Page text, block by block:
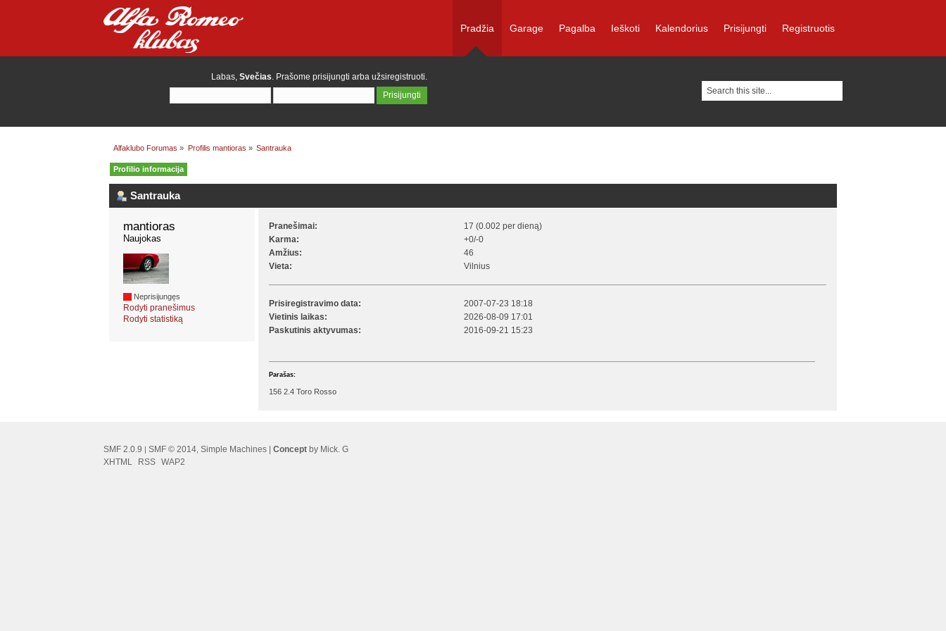
Pradžia Garage Pagalba Ieškoti Kalendorius Prisijungti Registruotis
Labas, Svečias. Prašome prisijungti arba užsiregistruoti.
Alfaklubo Forumas » Profilis mantioras » Santrauka
Profilio informacija
Santrauka
mantioras
Naujokas
Neprisijungęs
Rodyti pranešimus
Rodyti statistiką
Pranešimai:
17 (0.002 per dieną)
Karma:
+0/-0
Amžius:
46
Vieta:
Vilnius
Prisiregistravimo data:
2007-07-23 18:18
Vietinis laikas:
2026-08-09 17:01
Paskutinis aktyvumas:
2016-09-21 15:23
Parašas:
156 2.4 Toro Rosso
SMF 2.0.9 | SMF © 2014 Simple Machines Concept by Mick. G
XHTML
RSS WAP2